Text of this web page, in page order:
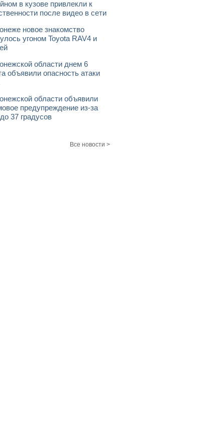
в кузове привлекли к
после видео в сети
новое знакомство
угоном Toyota RAV4 и
области днем 6
объявили опасность атаки
области объявили
предупреждение из-за
37 градусов
Все новости >